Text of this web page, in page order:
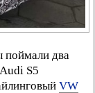
поймали два
S5
VW